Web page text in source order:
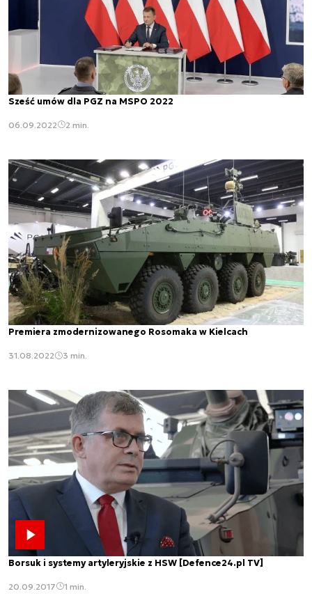
Sześć umów dla PGZ na MSPO 2022
06.09.2022 2 min.
Premiera zmodernizowanego Rosomaka w Kielcach
31.08.2022 3 min.
Borsuk i systemy artyleryjskie z HSW [Defence24.pl TV]
20.09.2017 1 min.